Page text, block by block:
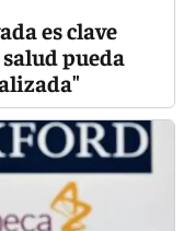
es clave
pueda